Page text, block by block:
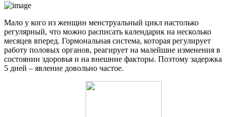
Мало у кого из женщин менструальный цикл настолько
регулярный, что можно расписать календарик на несколько
месяцев вперед. Гормональная система, которая регулирует
работу половых органов, реагирует на малейшие изменения в
состоянии здоровья и на внешние факторы. Поэтому задержка
5 дней – явление довольно частое.